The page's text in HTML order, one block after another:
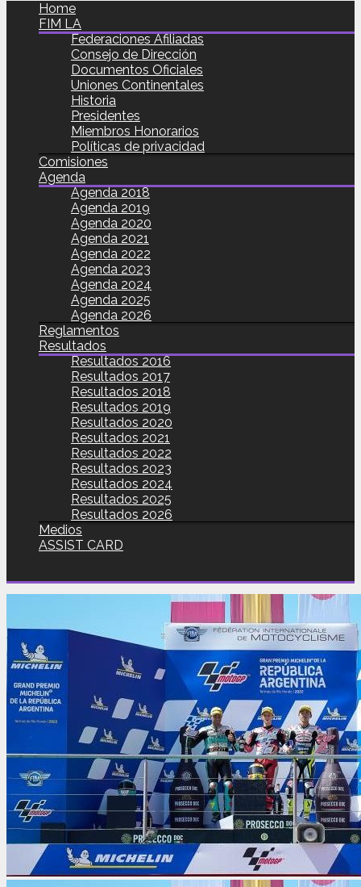
Home
FIM LA
Federaciones Afiliadas
Consejo de Dirección
Documentos Oficiales
Uniones Continentales
Historia
Presidentes
Miembros Honorarios
Políticas de privacidad
Comisiones
Agenda
Agenda 2018
Agenda 2019
Agenda 2020
Agenda 2021
Agenda 2022
Agenda 2023
Agenda 2024
Agenda 2025
Agenda 2026
Reglamentos
Resultados
Resultados 2016
Resultados 2017
Resultados 2018
Resultados 2019
Resultados 2020
Resultados 2021
Resultados 2022
Resultados 2023
Resultados 2024
Resultados 2025
Resultados 2026
Medios
ASSIST CARD